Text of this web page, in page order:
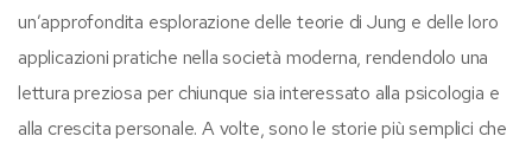
un’approfondita esplorazione delle teorie di Jung e delle loro
applicazioni pratiche nella società moderna, rendendolo una
lettura preziosa per chiunque sia interessato alla psicologia e
alla crescita personale. A volte, sono le storie più semplici che